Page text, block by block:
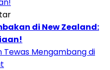
di New Zealand: